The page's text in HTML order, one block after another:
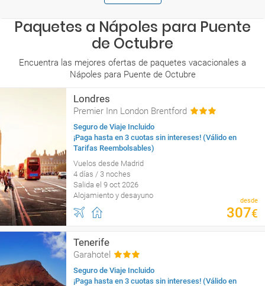
Paquetes a Nápoles para Puente
de Octubre
Encuentra las mejores ofertas de paquetes vacacionales a
Nápoles para Puente de Octubre
Londres
Premier Inn London Brentford
Seguro de Viaje Incluido
¡Paga hasta en 3 cuotas sin intereses! (Válido en
Tarifas Reembolsables)
Vuelos desde Madrid
4 días / 3 noches
Salida el 9 oct 2026
Alojamiento y desayuno
desde
307€
Tenerife
Garahotel
Seguro de Viaje Incluido
¡Paga hasta en 3 cuotas sin intereses! (Válido en